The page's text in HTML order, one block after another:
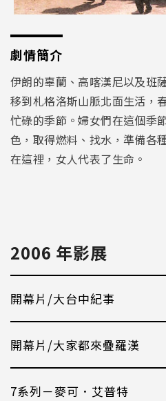
劇情簡介
伊朗的辜蘭、高喀漢尼以及班
移到札格洛斯山脈北面生活，
忙碌的季節。婦女們在這個季
色，取得燃料、找水，準備各
在這裡，女人代表了生命。
2006 年影展
開幕片/大台中紀事
開幕片/大家都來疊羅漢
7系列－麥可．艾普特